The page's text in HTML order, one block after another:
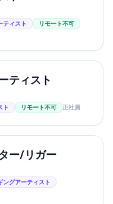
ティスト
リモート不可
ティスト
ト リモート不可 正社員
ー/リガー
ングアーティスト